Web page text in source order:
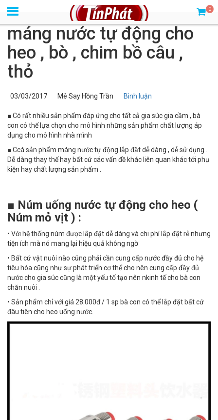
0
máng nước tự động cho
heo , bò , chim bồ câu ,
thỏ
03/03/2017 Mê Say Hồng Trần Bình luận
■ Có rất nhiều sản phẩm đáp ứng cho tất cả gia súc gia cầm , bà
con có thể lựa chọn cho mô hình những sản phẩm chất lượng áp
dụng cho mô hình nhà mình
■ Ccá sản phẩm máng nước tự động lắp đặt dễ dàng , dễ sử dụng .
Dễ dàng thay thế hay bất cứ các vấn đề khác liên quan khác tới phụ
kiện hay chất lượng sản phẩm .
■ Núm uống nước tự động cho heo (
Núm mỏ vịt ) :
• Với hệ thống núm được lắp đặt dễ dàng và chi phí lắp đặt rẻ nhưng
tiện ích mà nó mang lại hiệu quả không ngờ
• Bất cứ vật nuôi nào cũng phải cần cung cấp nước đầy đủ cho hệ
tiêu hóa cũng như sự phát triển cơ thể cho nên cung cấp đầy đủ
nước cho gia súc cũng là một yếu tố tạo nên nkinh tế cho bà con
chăn nuôi .
• Sản phẩm chỉ với giá 28.000đ / 1 sp bà con có thể lắp đặt bất cứ
đâu tiên cho heo uống nước.